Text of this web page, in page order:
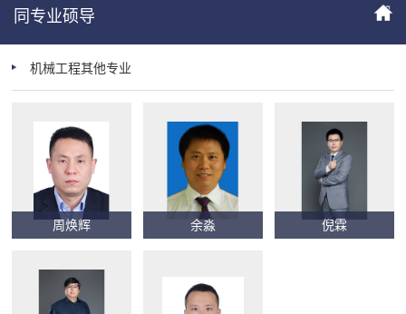
同专业硕导
机械工程其他专业
周焕辉 余淼 倪霖